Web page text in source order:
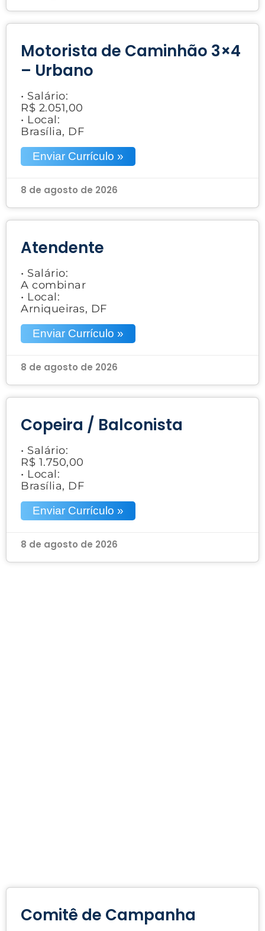
Motorista de Caminhão 3×4
– Urbano
• Salário:
R$ 2.051,00
• Local:
Brasília, DF
Enviar Currículo »
8 de agosto de 2026
Atendente
• Salário:
A combinar
• Local:
Arniqueiras, DF
Enviar Currículo »
8 de agosto de 2026
Copeira / Balconista
• Salário:
R$ 1.750,00
• Local:
Brasília, DF
Enviar Currículo »
8 de agosto de 2026
Comitê de Campanha